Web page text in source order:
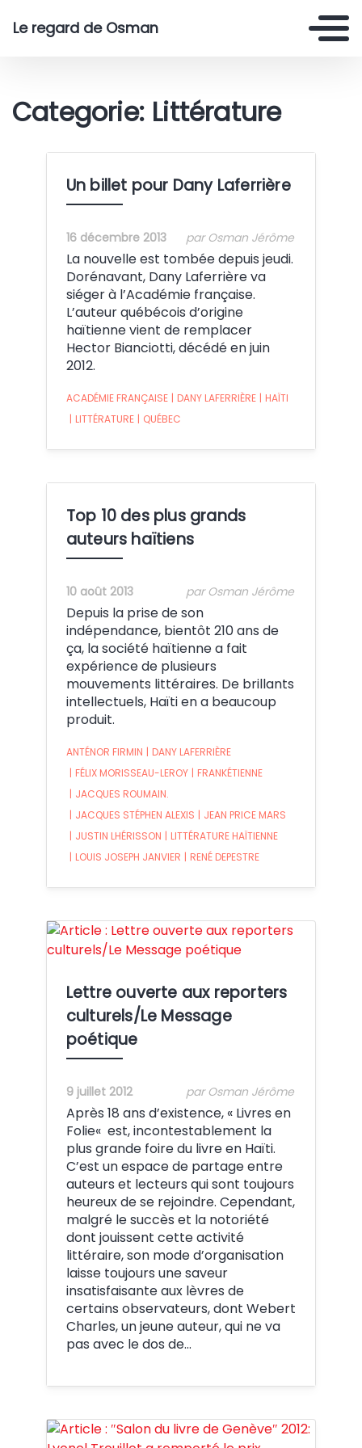
Le regard de Osman
Categorie: Littérature
Un billet pour Dany Laferrière
16 décembre 2013 par Osman Jérôme
La nouvelle est tombée depuis jeudi.
Dorénavant, Dany Laferrière va
siéger à l’Académie française.
L’auteur québécois d’origine
haïtienne vient de remplacer
Hector Bianciotti, décédé en juin
2012.
ACADÉMIE FRANÇAISE | DANY LAFERRIÈRE | HAÏTI
| LITTÉRATURE | QUÉBEC
Top 10 des plus grands
auteurs haïtiens
10 août 2013 par Osman Jérôme
Depuis la prise de son
indépendance, bientôt 210 ans de
ça, la société haïtienne a fait
expérience de plusieurs
mouvements littéraires. De brillants
intellectuels, Haïti en a beaucoup
produit.
ANTÉNOR FIRMIN | DANY LAFERRIÈRE
| FÉLIX MORISSEAU-LEROY | FRANKÉTIENNE
| JACQUES ROUMAIN.
| JACQUES STÉPHEN ALEXIS | JEAN PRICE MARS
| JUSTIN LHÉRISSON | LITTÉRATURE HAÏTIENNE
| LOUIS JOSEPH JANVIER | RENÉ DEPESTRE
Lettre ouverte aux reporters
culturels/Le Message
poétique
9 juillet 2012 par Osman Jérôme
Après 18 ans d’existence, « Livres en
Folie« est, incontestablement la
plus grande foire du livre en Haïti.
C’est un espace de partage entre
auteurs et lecteurs qui sont toujours
heureux de se rejoindre. Cependant,
malgré le succès et la notoriété
dont jouissent cette activité
littéraire, son mode d’organisation
laisse toujours une saveur
insatisfaisante aux lèvres de
certains observateurs, dont Webert
Charles, un jeune auteur, qui ne va
pas avec le dos de…